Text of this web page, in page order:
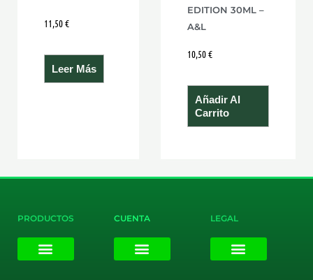
11,50€
Leer Más
EDITION 30ML –
A&L
10,50€
Añadir Al
Carrito
PRODUCTOS CUENTA LEGAL